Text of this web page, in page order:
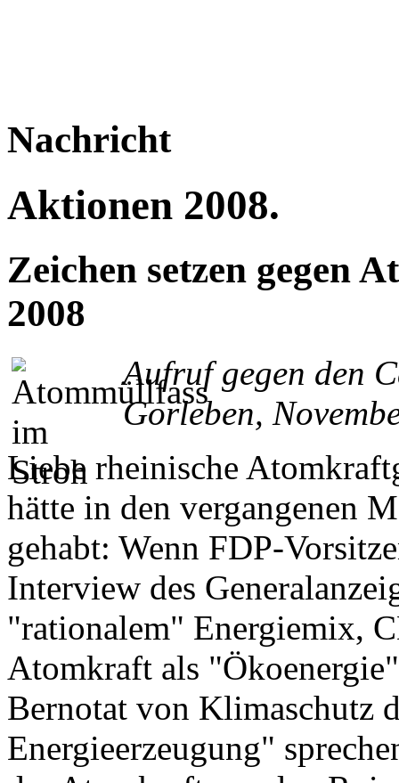
Nachricht
Aktionen 2008.
Zeichen setzen gegen
2008
Aufruf gegen den
Gorleben,
Liebe rheinische
hätte in den vergangenen
gehabt: Wenn FDP-
Interview des
"rationalem" Energiemix,
Atomkraft als
Bernotat von Klimaschutz
Energieerzeugung"